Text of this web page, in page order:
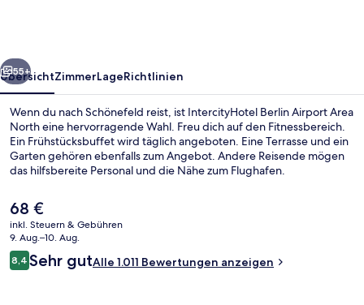
Weiter
55+
ÜbersichtZimmerLageRichtlinien
Wenn du nach Schönefeld reist, ist IntercityHotel Berlin Airport Area
North eine hervorragende Wahl. Freu dich auf den Fitnessbereich.
Ein Frühstücksbuffet wird täglich angeboten. Eine Terrasse und ein
Garten gehören ebenfalls zum Angebot. Andere Reisende mögen
das hilfsbereite Personal und die Nähe zum Flughafen.
Der
aktuelle
Preis
beträgt
68 €.
68 €
inkl. Steuern & Gebühren
9. Aug.–10. Aug.
Bewertungen
8,48,4 von 10.
Sehr gutAlle 1.011 Bewertungen anzeigen